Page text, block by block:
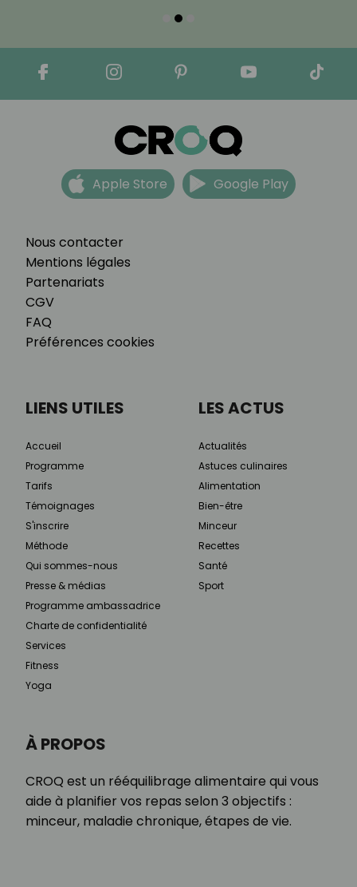
Nous contacter
Mentions légales
Partenariats
CGV
FAQ
Préférences cookies
Apple Store Google Play
À PROPOS
CROQ est un rééquilibrage alimentaire qui vous
aide à planifier vos repas selon 3 objectifs :
minceur, maladie chronique, étapes de vie.
LIENS UTILES
Accueil
Programme
Tarifs
Témoignages
S'inscrire
Méthode
Qui sommes-nous
Presse & médias
Programme ambassadrice
Charte de confidentialité
Services
Fitness
Yoga
LES ACTUS
Actualités
Astuces culinaires
Alimentation
Bien-être
Minceur
Recettes
Santé
Sport